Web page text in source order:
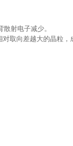
射电子减少。
取向差越大的晶粒，